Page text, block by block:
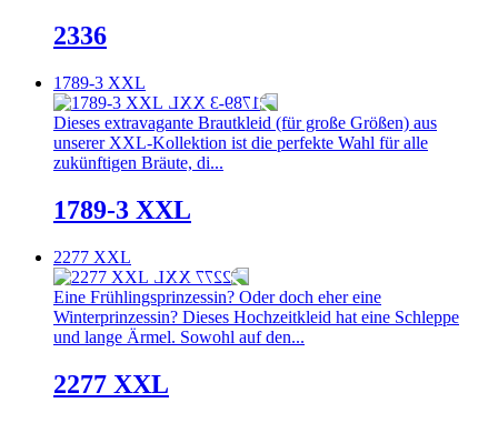
2336
1789-3 XXL
Dieses extravagante Brautkleid (für große Größen) aus
unserer XXL-Kollektion ist die perfekte Wahl für alle
zukünftigen Bräute, di...
1789-3 XXL
2277 XXL
Eine Frühlingsprinzessin? Oder doch eher eine
Winterprinzessin? Dieses Hochzeitkleid hat eine Schleppe
und lange Ärmel. Sowohl auf den...
2277 XXL